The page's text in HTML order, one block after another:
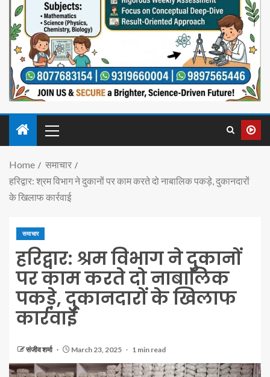
Home
समाचार
हरिद्वार: श्रम विभाग ने दुकानों पर काम करते दो नाबालिक पकड़े, दुकानदारों
के खिलाफ कार्रवाई
समाचार
हरिद्वार: श्रम विभाग ने दुकानों
पर काम करते दो नाबालिक
पकड़े, दुकानदारों के खिलाफ
कार्रवाई
संजीव शर्मा March 23, 2025 1 min read